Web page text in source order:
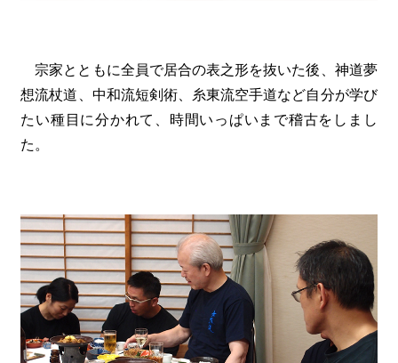
宗家とともに全員で居合の表之形を抜いた後、神道夢
想流杖道、中和流短剣術、糸東流空手道など自分が学び
たい種目に分かれて、時間いっぱいまで稽古をしまし
た。